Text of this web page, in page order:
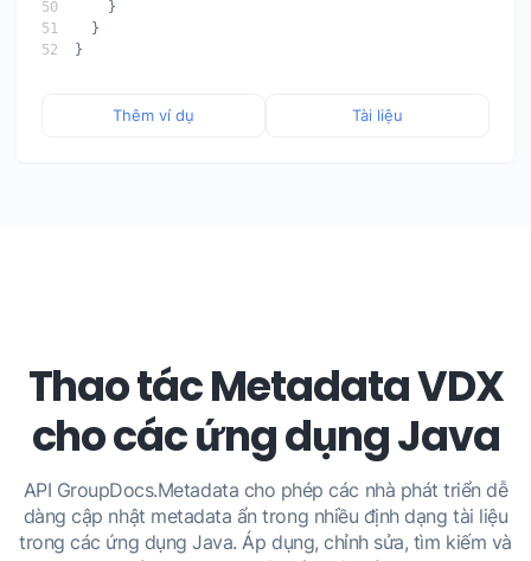
Thêm ví dụ Tài liệu
Thao tác Metadata VDX
cho các ứng dụng Java
API GroupDocs.Metadata cho phép các nhà phát triển dễ
dàng cập nhật metadata ẩn trong nhiều định dạng tài liệu
trong các ứng dụng Java. Áp dụng, chỉnh sửa, tìm kiếm và